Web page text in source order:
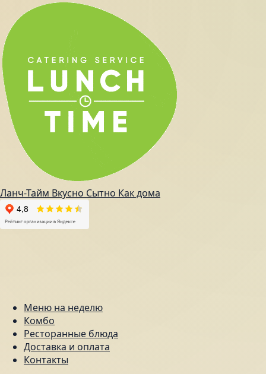
Ланч-Тайм Вкусно Сытно Как дома
Меню на неделю
Комбо
Ресторанные блюда
Доставка и оплата
Контакты